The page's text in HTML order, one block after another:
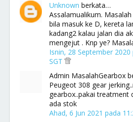
Unknown berkata…
Assalamualikum.
bila masuk ke D, kereta
kadang2 kalau jalan dia
mengejut . Knp ye?
Isnin, 28 September 2020
SGT
Admin MasalahGearbox
Peugeot 308 gear
gearbox..pakai treatment
ada stok
Ahad, 6 Jun 2021 pada